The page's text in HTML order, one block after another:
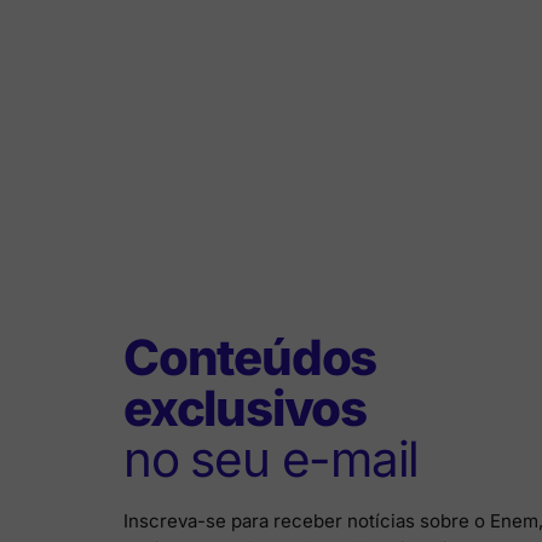
Conteúdos
exclusivos
no seu e-mail
Inscreva-se para receber notícias sobre o Enem,